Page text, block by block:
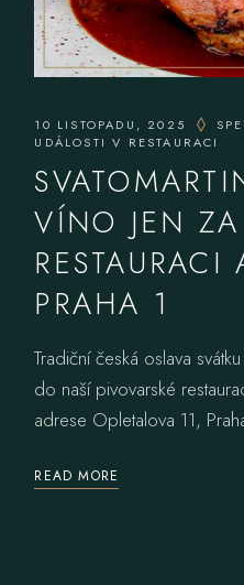
10 LISTOPADU, 2025
UDÁLOSTI V RESTAURACI
VÍNO JEN
PRAHA 1
Tradiční česká oslava
do naší pivovarské
adrese Opletalova 11,
READ MORE